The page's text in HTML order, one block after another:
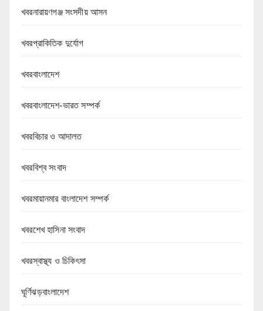
খবরনারায়ণগঞ্জ সংসদীয় আসন
খবরপ্রাকিতিক দুর্যোগ
খবরবাংলাদেশ
খবরবাংলাদেশ-ভারত সম্পর্ক
খবরবিচার ও আদালত
খবরবিশ্ব সংবাদ
খবরমায়ানমার বাংলাদেশ সম্পর্ক
খবরশেখ হাসিনা সংবাদ
খবরস্বাস্থ্য ও চিকিৎসা
ঘূর্ণিঝড়বাংলাদেশ